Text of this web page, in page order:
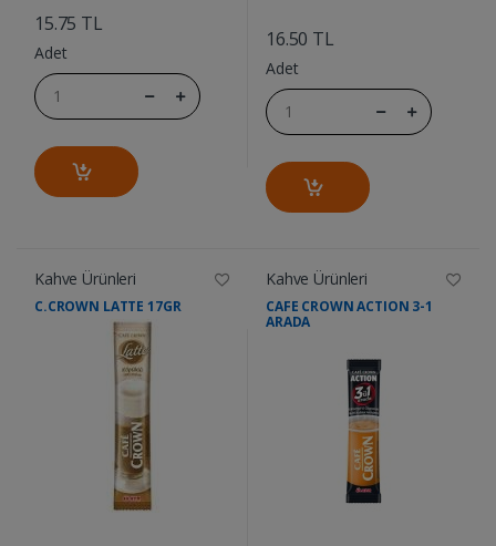
15.75 TL
Adet
16.50 TL
Adet
Kahve Ürünleri
C.CROWN LATTE 17GR
Kahve Ürünleri
CAFE CROWN ACTION 3-1
ARADA